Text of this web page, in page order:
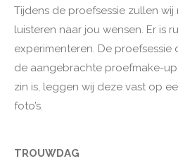
Tijdens de proefsessie zullen
luisteren naar jou wensen. Er is
experimenteren. De proefsessie
de aangebrachte proefmake-
zin is, leggen wij deze vast op
foto’s.
TROUWDAG